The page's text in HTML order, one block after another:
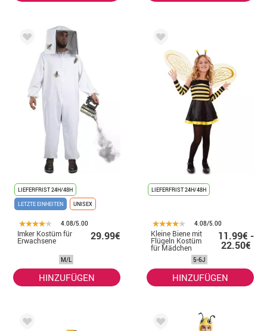
LIEFERFRIST 24H/48H
LETZTE EINHEITEN
UNISEX
4.08/5.00
Imker Kostüm für
Erwachsene 29.99€
M/L
HINZUFÜGEN
LIEFERFRIST 24H/48H
4.08/5.00
Kleine Biene mit
Flügeln Kostüm
für Mädchen
11.99€ -
22.50€
5-6J
HINZUFÜGEN